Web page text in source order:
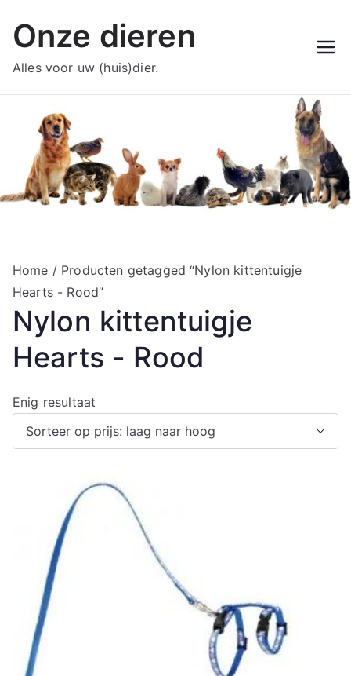
naar
inhoud
Onze dieren
Alles voor uw (huis)dier.
Home / Producten getagged “Nylon kittentuigje
Hearts - Rood”
Nylon kittentuigje
Hearts - Rood
Enig resultaat